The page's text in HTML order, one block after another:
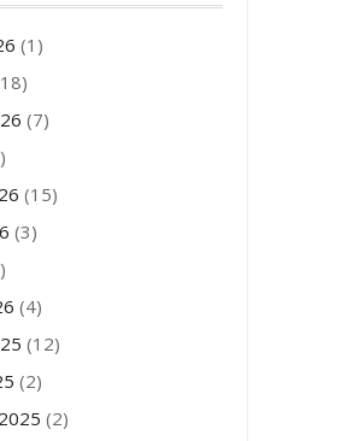
(1)
(7)
(15)
(3)
(4)
(12)
(2)
(2)